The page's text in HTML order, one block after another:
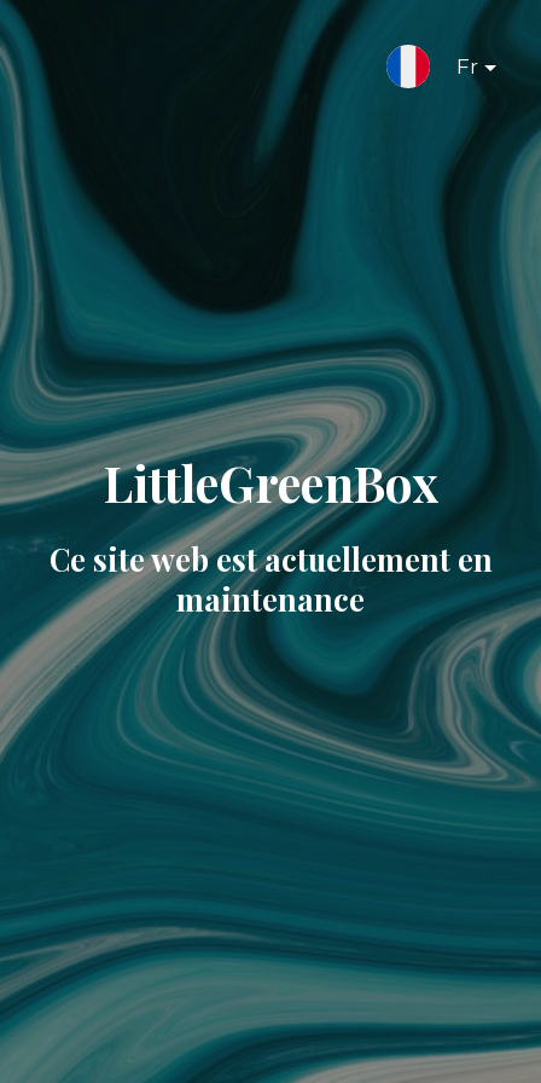
Fr
LittleGreenBox
Ce site web est actuellement en
maintenance